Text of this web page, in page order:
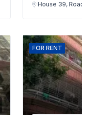
House 39, Road
FOR RENT